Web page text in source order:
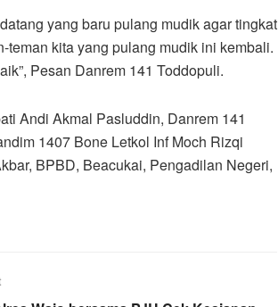
yang baru pulang mudik agar tingkat
kita yang pulang mudik ini kembali.
Pesan Danrem 141 Toddopuli.
Andi Akmal Pasluddin, Danrem 141
1407 Bone Letkol Inf Moch Rizqi
BPBD, Beacukai, Pengadilan Negeri,